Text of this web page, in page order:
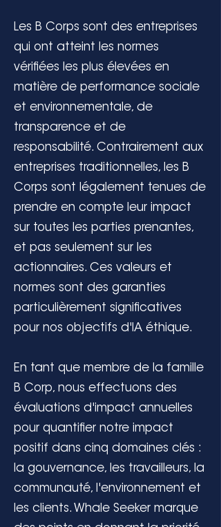
Les B Corps sont des entreprises
qui ont atteint les normes
vérifiées les plus élevées en
matière de performance sociale
et environnementale, de
transparence et de
responsabilité. Contrairement aux
entreprises traditionnelles, les B
Corps sont légalement tenues de
prendre en compte leur impact
sur toutes les parties prenantes,
et pas seulement sur les
actionnaires. Ces valeurs et
normes sont des garanties
particulièrement significatives
pour nos objectifs d'IA éthique.
En tant que membre de la famille
B Corp, nous effectuons des
évaluations d'impact annuelles
pour quantifier notre impact
positif dans cinq domaines clés :
la gouvernance, les travailleurs, la
communauté, l'environnement et
les clients. Whale Seeker marque